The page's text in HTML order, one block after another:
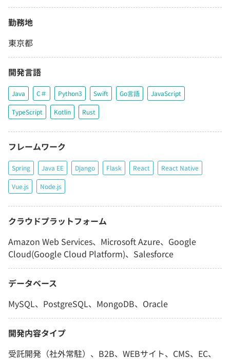
勤務地
東京都
開発言語
Java C＃ Python3 Swift Go言語 JavaScript
TypeScript Kotlin Rust
フレームワーク
Spring Java EE Django Flask React React Native
Vue.js Node.js
クラウドプラットフォーム
Amazon Web Services、Microsoft Azure、Google
Cloud(Google Cloud Platform)、Salesforce
データベース
MySQL、PostgreSQL、MongoDB、Oracle
開発内容タイプ
受託開発（社外常駐）、B2B、WEBサイト、CMS、EC、